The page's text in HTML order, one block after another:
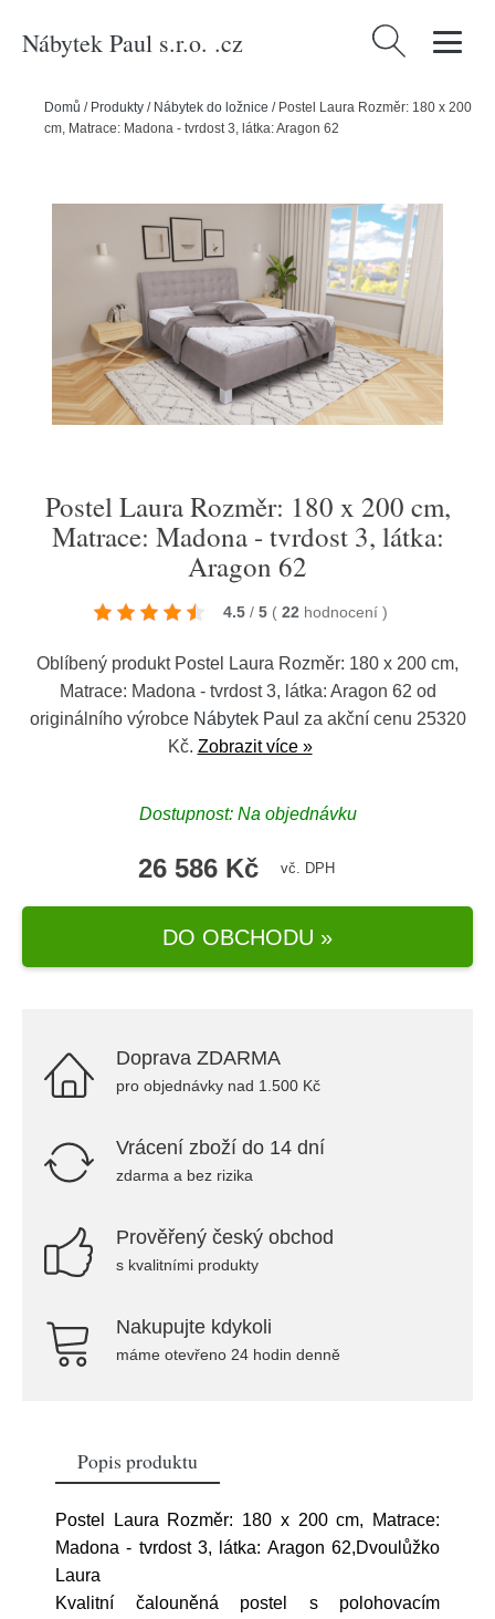
Nábytek Paul s.r.o. .cz Vyhledávání
Domů / Produkty / Nábytek do ložnice / Postel Laura Rozměr: 180 x 200
cm, Matrace: Madona - tvrdost 3, látka: Aragon 62
Postel Laura Rozměr: 180 x 200 cm,
Matrace: Madona - tvrdost 3, látka:
Aragon 62
4.5 / 5 ( 22 hodnocení )
Oblíbený produkt Postel Laura Rozměr: 180 x 200 cm,
Matrace: Madona - tvrdost 3, látka: Aragon 62 od
originálního výrobce Nábytek Paul za akční cenu 25320
Kč. Zobrazit více »
Dostupnost: Na objednávku
26 586 Kč vč. DPH
DO OBCHODU »
Doprava ZDARMA
pro objednávky nad 1.500 Kč
Vrácení zboží do 14 dní
zdarma a bez rizika
Prověřený český obchod
s kvalitními produkty
Nakupujte kdykoli
máme otevřeno 24 hodin denně
Popis produktu
Postel Laura Rozměr: 180 x 200 cm, Matrace:
Madona - tvrdost 3, látka: Aragon 62,Dvoulůžko
Laura
Kvalitní čalouněná postel s polohovacím